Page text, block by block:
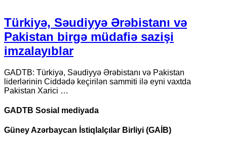
Türkiyə, Səudiyyə Ərəbistanı və
Pakistan birgə müdafiə sazişi
imzalayıblar
GADTB: Türkiyə, Səudiyyə Ərəbistanı və Pakistan
liderlərinin Ciddədə keçirilən sammiti ilə eyni vaxtda
Pakistan Xarici …
GADTB Sosial mediyada
Güney Azərbaycan İstiqlalçılar Birliyi (GAİB)